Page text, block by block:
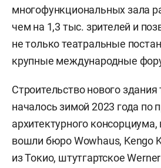
многофункциональных зала
чем на 1,3 тыс. зрителей и
не только театральные
крупные международные
Строительство нового
началось зимой 2023 года по
архитектурного
вошли бюро Wowhaus, Kengo
из Токио, штутгартское